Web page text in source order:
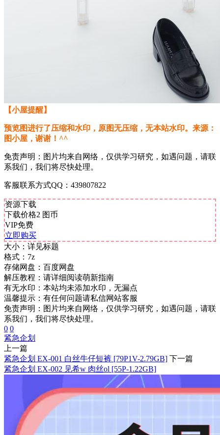
【小屋提醒】
预览图进行了压缩和水印，原图无压缩，无本站水印。来源：
图小屋，谢谢！^^
免责声明：图片均来自网络，仅供学习研究，如遇问题，请联
系我们，我们将尽快处理。
客服联系方式QQ：439807822
资源下载
下载价格2 图币
VIP免费
立即购买
大小： 详见标题
格式： 7z
存储网盘： 百度网盘
解压教程： 请详细阅读萌新指南
有无水印： 本站均未添加水印，无漏点
温馨提示： 有任何问题请私信网站客服
免责声明：图片均来自网络，仅供学习研究，如遇问题，请联
系我们，我们将尽快处理。
0 0
紧急企划
上一篇
紧急企划 EX-001 白丝牛仔短裤 [79P1V-2.79GB] 下一篇
紧急企划 EX-002 见希w 肉丝ol [55P-1.22GB]